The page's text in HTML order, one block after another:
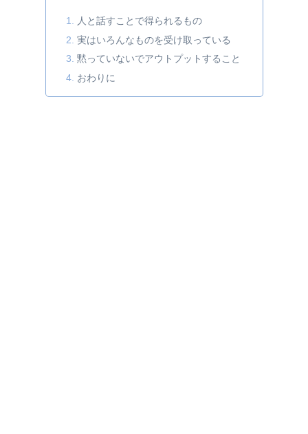
人と話すことで得られるもの
実はいろんなものを受け取っている
黙っていないでアウトプットすること
おわりに